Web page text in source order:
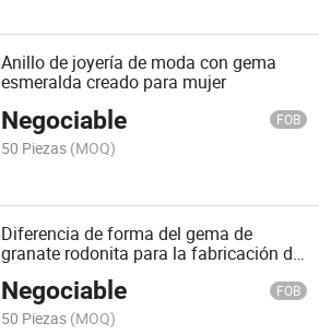
Anillo de joyería de moda con gema
esmeralda creado para mujer
Negociable FOB
50 Piezas (MOQ)
Diferencia de forma del gema de
granate rodonita para la fabricación de
Negociable FOB
50 Piezas (MOQ)